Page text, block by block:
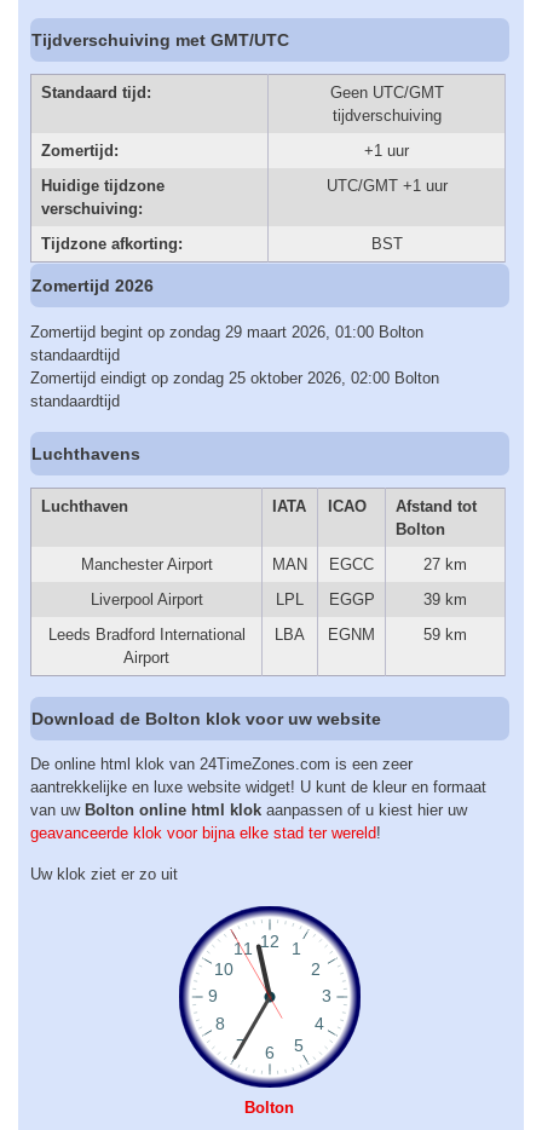
Tijdverschuiving met GMT/UTC
Standaard tijd:
Geen UTC/GMT
tijdverschuiving
Zomertijd:
+1 uur
Huidige tijdzone
verschuiving:
UTC/GMT +1 uur
Tijdzone afkorting: BST
Zomertijd 2026
Zomertijd begint op zondag 29 maart 2026, 01:00 Bolton
standaardtijd
Zomertijd eindigt op zondag 25 oktober 2026, 02:00 Bolton
standaardtijd
Luchthavens
Luchthaven IATA ICAO
Afstand tot
Bolton
Manchester Airport
MAN EGCC
27 km
Liverpool Airport
LPL EGGP
39 km
Leeds Bradford International
Airport
LBA EGNM 59 km
Download de Bolton klok voor uw website
De online html klok van 24TimeZones.com is een zeer
aantrekkelijke en luxe website widget! U kunt de kleur en formaat
van uw Bolton online html klok aanpassen of u kiest hier uw
geavanceerde klok voor bijna elke stad ter wereld!
Uw klok ziet er zo uit
Bolton